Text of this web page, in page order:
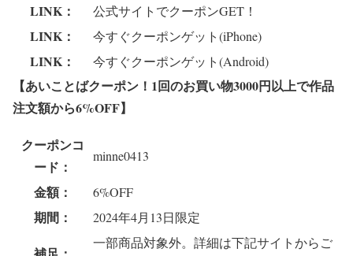
LINK： 公式サイトでクーポンGET！
LINK： 今すぐクーポンゲット(iPhone)
LINK： 今すぐクーポンゲット(Android)
【あいことばクーポン！1回のお買い物3000円以上で作品
注文額から6%OFF】
クーポンコ
ード：
minne0413
金額： 6%OFF
期間： 2024年4月13日限定
一部商品対象外。詳細は下記サイトからご